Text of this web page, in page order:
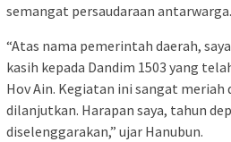
semangat persaudaraan antarwarga.
“Atas nama pemerintah daerah,
kasih kepada Dandim 1503 yang
Hov Ain. Kegiatan ini sangat meriah
dilanjutkan. Harapan saya, tahun
diselenggarakan,” ujar Hanubun.